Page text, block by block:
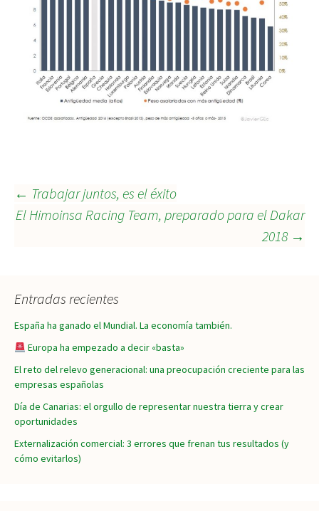
Navegación
entradas
← Trabajar juntos, es el éxito
El Himoinsa Racing Team, preparado para el Dakar
2018 →
Entradas recientes
España ha ganado el Mundial. La economía también.
Europa ha empezado a decir «basta»
El reto del relevo generacional: una preocupación creciente para las
empresas españolas
Día de Canarias: el orgullo de representar nuestra tierra y crear
oportunidades
Externalización comercial: 3 errores que frenan tus resultados (y
cómo evitarlos)